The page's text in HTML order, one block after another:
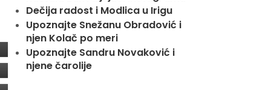
Dečija radost i Modlica u Irigu
Upoznajte Snežanu Obradović i
njen Kolač po meri
Upoznajte Sandru Novaković i
njene čarolije